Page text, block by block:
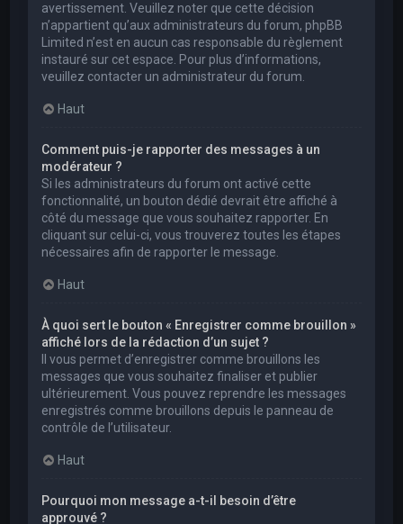
avertissement. Veuillez noter que cette décision
n’appartient qu’aux administrateurs du forum, phpBB
Limited n’est en aucun cas responsable du règlement
instauré sur cet espace. Pour plus d’informations,
veuillez contacter un administrateur du forum.
Haut
Comment puis-je rapporter des messages à un
modérateur ?
Si les administrateurs du forum ont activé cette
fonctionnalité, un bouton dédié devrait être affiché à
côté du message que vous souhaitez rapporter. En
cliquant sur celui-ci, vous trouverez toutes les étapes
nécessaires afin de rapporter le message.
Haut
À quoi sert le bouton « Enregistrer comme brouillon »
affiché lors de la rédaction d’un sujet ?
Il vous permet d’enregistrer comme brouillons les
messages que vous souhaitez finaliser et publier
ultérieurement. Vous pouvez reprendre les messages
enregistrés comme brouillons depuis le panneau de
contrôle de l’utilisateur.
Haut
Pourquoi mon message a-t-il besoin d’être
approuvé ?